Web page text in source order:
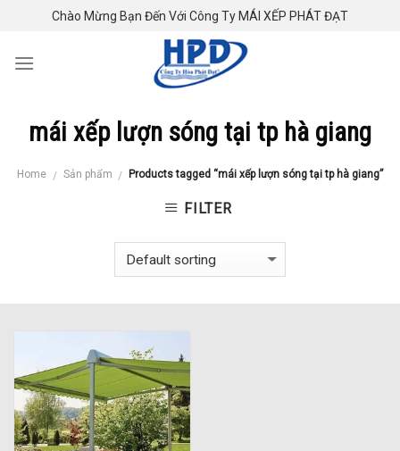
content
Chào Mừng Bạn Đến Với Công Ty MÁI XẾP PHÁT ĐẠT
mái xếp lượn sóng tại tp hà giang
Home / Sản phẩm / Products tagged “mái xếp lượn sóng tại tp hà giang”
FILTER